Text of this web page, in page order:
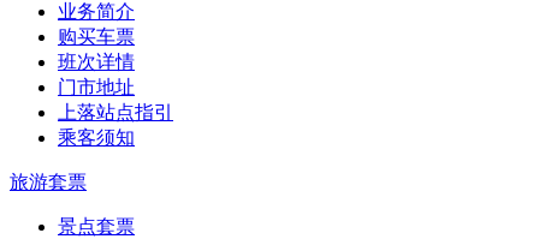
业务简介
购买车票
班次详情
门市地址
上落站点指引
乘客须知
旅游套票
景点套票